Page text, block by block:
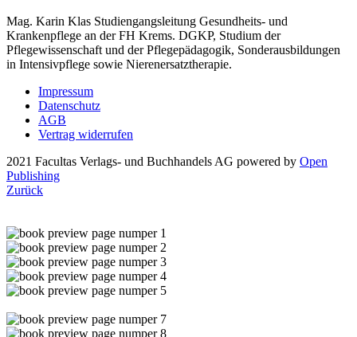
Mag. Karin Klas Studiengangsleitung Gesundheits- und
Krankenpflege an der FH Krems. DGKP, Studium der
Pflegewissenschaft und der Pflegepädagogik, Sonderausbildungen
in Intensivpflege sowie Nierenersatztherapie.
Impressum
Datenschutz
AGB
Vertrag widerrufen
2021 Facultas Verlags- und Buchhandels AG powered by Open
Publishing
Zurück